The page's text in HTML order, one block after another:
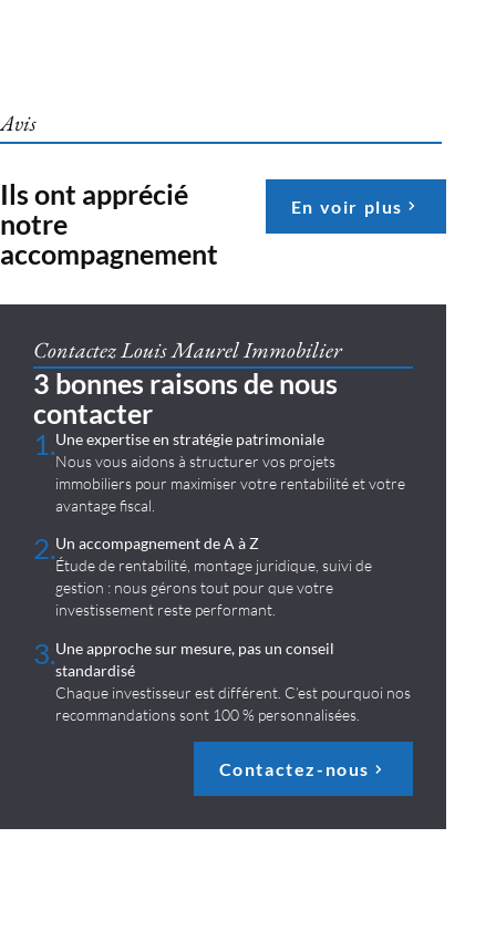
Avis
Ils ont apprécié
notre
accompagnement
En voir plus
Contactez Louis Maurel Immobilier
3 bonnes raisons de nous
contacter
1.Une expertise en stratégie patrimoniale
Nous vous aidons à structurer vos projets
immobiliers pour maximiser votre rentabilité et votre
avantage fiscal.
2.Un accompagnement de A à Z
Étude de rentabilité, montage juridique, suivi de
gestion : nous gérons tout pour que votre
investissement reste performant.
3.Une approche sur mesure, pas un conseil
standardisé
Chaque investisseur est différent. C’est pourquoi nos
recommandations sont 100 % personnalisées.
Contactez-nous